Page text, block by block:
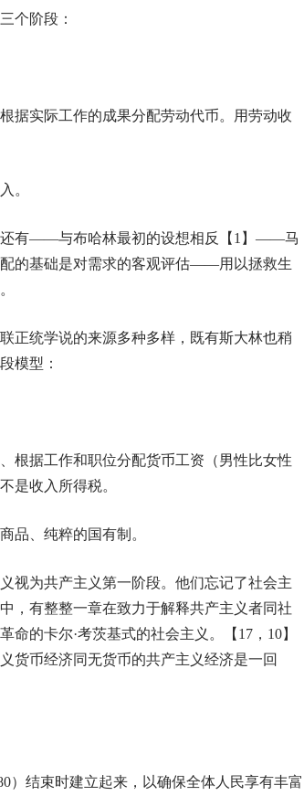
个阶段：
据实际工作的成果分配劳动代币。用劳动收
。
还有——与布哈林最初的设想相反【1】——马
的基础是对需求的客观评估——用以拯救生
正统学说的来源多种多样，既有斯大林也稍
模型：
根据工作和职位分配货币工资（男性比女性
是收入所得税。
品、纯粹的国有制。
视为共产主义第一阶段。他们忘记了社会主
，有整整一章在致力于解释共产主义者同社
的卡尔·考茨基式的社会主义。【17，10】
货币经济同无货币的共产主义经济是一回
）结束时建立起来，以确保全体人民享有丰富